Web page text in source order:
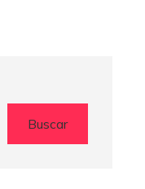
Buscar